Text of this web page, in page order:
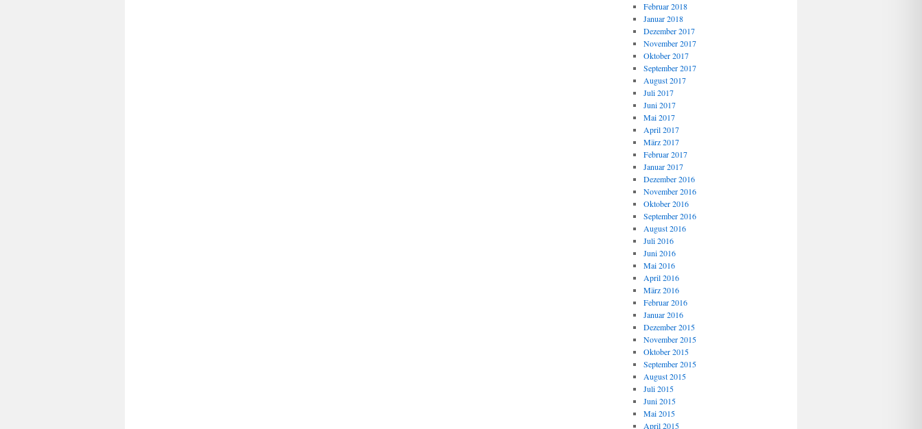
Februar 2018
Januar 2018
Dezember 2017
November 2017
Oktober 2017
September 2017
August 2017
Juli 2017
Juni 2017
Mai 2017
April 2017
März 2017
Februar 2017
Januar 2017
Dezember 2016
November 2016
Oktober 2016
September 2016
August 2016
Juli 2016
Juni 2016
Mai 2016
April 2016
März 2016
Februar 2016
Januar 2016
Dezember 2015
November 2015
Oktober 2015
September 2015
August 2015
Juli 2015
Juni 2015
Mai 2015
April 2015